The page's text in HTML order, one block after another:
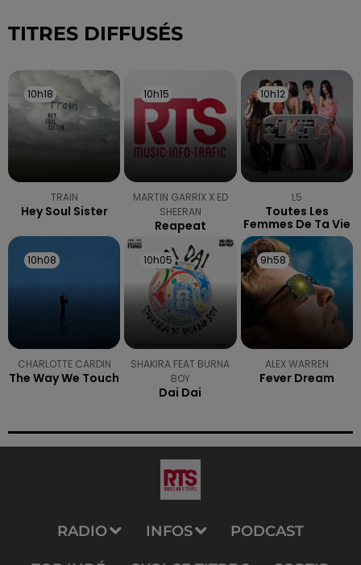
TITRES DIFFUSÉS
10h18
10h18
TRAIN
Hey Soul Sister
10h15
10h15
MARTIN GARRIX X ED
SHEERAN
Reapeat
10h12
10h12
L5
Toutes Les
Femmes De Ta Vie
10h08
10h08
CHARLOTTE CARDIN
The Way We Touch
10h05
10h05
SHAKIRA FEAT BURNA
BOY
Dai Dai
9h58
9h58
ALEX WARREN
Fever Dream
RADIO INFOS PODCAST